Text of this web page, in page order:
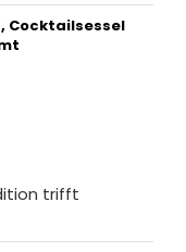
Cocktailsessel
trifft